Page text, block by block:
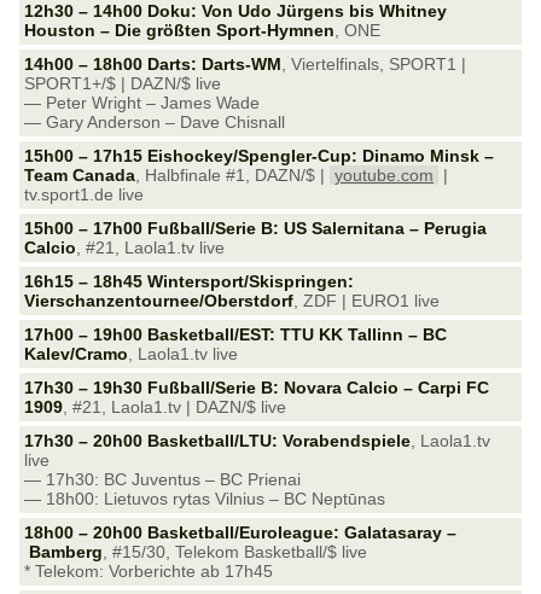
12h30 – 14h00 Doku: Von Udo Jürgens bis Whitney
Houston – Die größten Sport-Hymnen , ONE
14h00 – 18h00 Darts: Darts-WM , Viertelfinals, SPORT1 |
SPORT1+/$ | DAZN/$ live
— Peter Wright – James Wade
— Gary Anderson – Dave Chisnall
15h00 – 17h15 Eishockey/Spengler-Cup: Dinamo Minsk –
Team Canada , Halbfinale #1, DAZN/$ | youtube.com
|
tv.sport1.de live
15h00 – 17h00 Fußball/Serie B: US Salernitana – Perugia
Calcio , #21, Laola1.tv live
16h15 – 18h45 Wintersport/Skispringen:
Vierschanzentournee/Oberstdorf , ZDF | EURO1 live
17h00 – 19h00 Basketball/EST: TTU KK Tallinn – BC
Kalev/Cramo , Laola1.tv live
17h30 – 19h30 Fußball/Serie B: Novara Calcio – Carpi FC
1909 , #21, Laola1.tv | DAZN/$ live
17h30 – 20h00 Basketball/LTU: Vorabendspiele , Laola1.tv
live
— 17h30: BC Juventus – BC Prienai
— 18h00: Lietuvos rytas Vilnius – BC Neptūnas
18h00 – 20h00 Basketball/Euroleague: Galatasaray –
Bamberg , #15/30, Telekom Basketball/$ live
* Telekom: Vorberichte ab 17h45